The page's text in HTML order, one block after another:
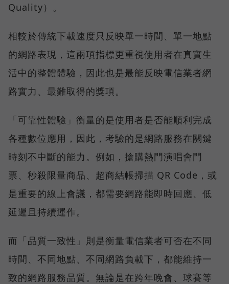
Quality）。
相較於傳統下載速度只反映單一時間、單一地點
的網路表現，這兩項指標更重視使用者在真實生
活中的整體體驗，因此也是最能反映電信業者網
路實力、最難取得的獎項。
「可靠性體驗」衡量的是使用者是否能順利完成
各種數位應用，因此，考驗的是網路服務在關鍵
時刻不中斷的能力。例如，搶購熱門演唱會門
票、秒殺限量商品、超商結帳掃描 QR Code，或
是重要的線上會議，都需要網路能即時回應、低
延遲且持續運作。
而「品質一致性」則是衡量電信業者可否在不同
時間、不同地點、不同網路負載下，都能維持一
致的網路服務品質。無論是在跨年晚會、球賽等